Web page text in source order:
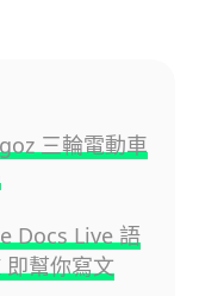
三輪電動車
Docs Live 語
幫你寫文